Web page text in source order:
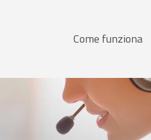
Menu
Come funziona